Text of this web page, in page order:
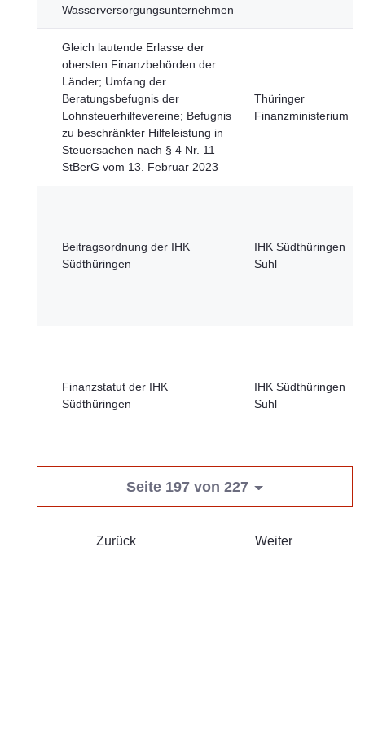
Wasserversorgungsunternehmen
Gleich lautende Erlasse der
obersten Finanzbehörden der
Länder; Umfang der
Beratungsbefugnis der
Lohnsteuerhilfevereine; Befugnis
zu beschränkter Hilfeleistung in
Steuersachen nach § 4 Nr. 11
StBerG vom 13. Februar 2023
Thüringer
Finanzministerium
Beitragsordnung der IHK
Südthüringen
IHK Südthüringen
Suhl
Finanzstatut der IHK
Südthüringen
IHK Südthüringen
Suhl
Seite 197 von 227
Zurück Weiter